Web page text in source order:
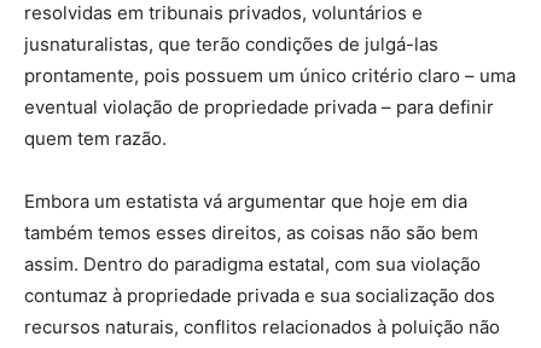
resolvidas em tribunais privados, voluntários e
jusnaturalistas, que terão condições de julgá-las
prontamente, pois possuem um único critério claro – uma
eventual violação de propriedade privada – para definir
quem tem razão.
Embora um estatista vá argumentar que hoje em dia
também temos esses direitos, as coisas não são bem
assim. Dentro do paradigma estatal, com sua violação
contumaz à propriedade privada e sua socialização dos
recursos naturais, conflitos relacionados à poluição não